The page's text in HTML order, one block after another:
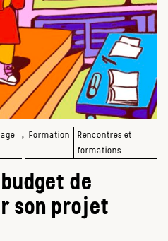
, Formation
Rencontres et
formations
de
son projet